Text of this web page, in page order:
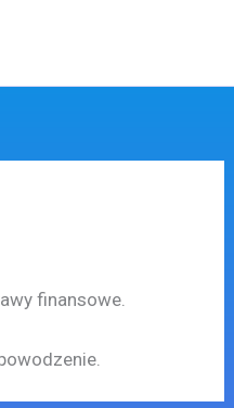
finansowe.